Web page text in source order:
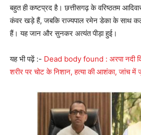
बहुत ही कष्टप्रद है। छत्तीसगढ़ के वरिष्ठतम
कंवर खड़े हैं, जबकि राज्यपाल रमेन डेका के साथ
हैं। यह जान और सुनकर अत्यंत पीड़ा हुई।
यह भी पढ़ें :- Dead body found : अरपा नदी
शरीर पर चोट के निशान, हत्या की आशंका, जांच में